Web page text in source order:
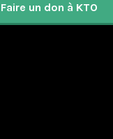
Faire un don à KTO